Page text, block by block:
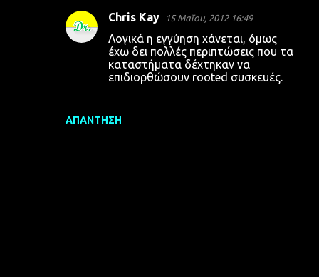
ΑΠΆΝΤΗΣΗ
Chris Kay 15 Μαΐου, 2012 16:49
Λογικά η εγγύηση χάνεται, όμως
έχω δει πολλές περιπτώσεις που τα
καταστήματα δέχτηκαν να
επιδιορθώσουν rooted συσκευές.